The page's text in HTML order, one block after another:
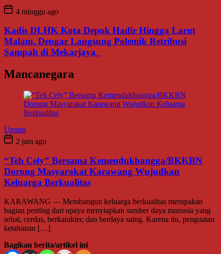
4 minggu ago
Kadis DLHK Kota Depok Hadir Hingga Larut
Malam, Dengar Langsung Polemik Retribusi
Sampah di Mekarjaya
Mancanegara
Umum
2 jam ago
“Teh Cely” Bersama Kemendukbangga/BKKBN
Dorong Masyarakat Karawang Wujudkan
Keluarga Berkualitas
KARAWANG — Membangun keluarga berkualitas merupakan
bagian penting dari upaya menyiapkan sumber daya manusia yang
sehat, cerdas, berkarakter, dan berdaya saing. Karena itu, penguatan
ketahanan […]
Bagikan berita/artikel ini